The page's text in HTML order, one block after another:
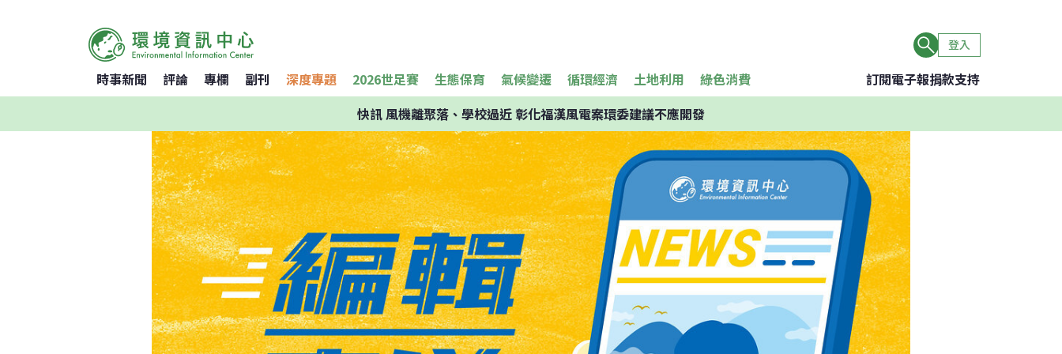
登入
時事新聞 評論 專欄 副刊 深度專題 2026世足賽 生態保育 氣候變遷 循環經濟 土地利用 綠色消費 訂閱電子報捐款支持
快訊風機離聚落、學校過近 彰化福漢風電案環委建議不應開發